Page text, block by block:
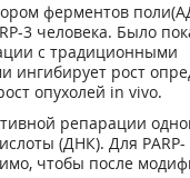
ферментов
3 человека. Было
с традиционными
ингибирует рост
опухолей in vivo.
репарации
(ДНК). Для PARP-
чтобы после